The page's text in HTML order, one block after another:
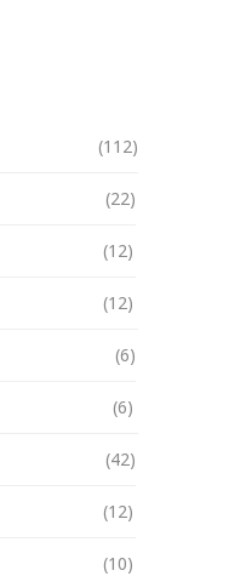
(112)
(22)
(12)
(12)
(6)
(6)
(42)
(12)
(10)